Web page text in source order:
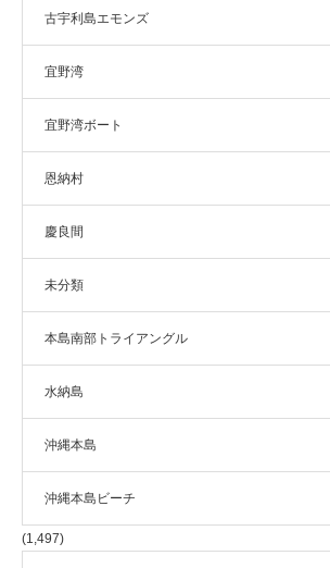
古宇利島エモンズ
宜野湾
宜野湾ボート
恩納村
慶良間
未分類
本島南部トライアングル
水納島
沖縄本島
沖縄本島ビーチ
(1,497)